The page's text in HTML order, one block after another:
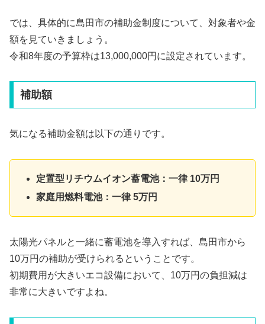
では、具体的に島田市の補助金制度について、対象者や金
額を見ていきましょう。
令和8年度の予算枠は13,000,000円に設定されています。
補助額
気になる補助金額は以下の通りです。
定置型リチウムイオン蓄電池：一律 10万円
家庭用燃料電池：一律 5万円
太陽光パネルと一緒に蓄電池を導入すれば、島田市から
10万円の補助が受けられるということです。
初期費用が大きいエコ設備において、10万円の負担減は
非常に大きいですよね。